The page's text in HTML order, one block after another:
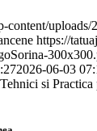
content/
https://
2026-06-03
si Practica